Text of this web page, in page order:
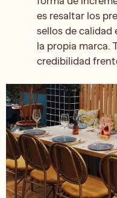
es resaltar los
sellos de calidad
la propia marca.
credibilidad